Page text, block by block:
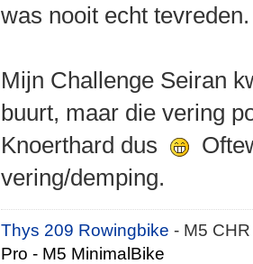
was nooit echt
Mijn Challenge Seiran
buurt, maar die vering
Knoerthard dus
vering/demping.
Thys 209 Rowingbike- M5
Pro - M5 MinimalBike